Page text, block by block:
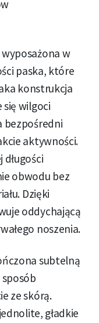
w
paska, które
konstrukcja
wilgoci
bezpośredni
aktywności.
długości
obwodu bez
Dzięki
oddychającą
noszenia.
subtelną
ze skórą.
gładkie